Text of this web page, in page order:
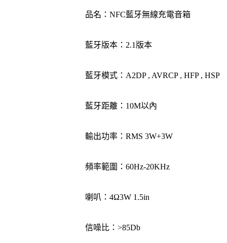
品名：NFC藍牙無線充電音箱
藍牙版本：2.1版本
藍牙模式：A2DP , AVRCP , HFP , HSP
藍牙距離：10M以內
輸出功率：RMS 3W+3W
頻率範圍：60Hz-20KHz
喇叭：4Ω3W 1.5in
信噪比：>85Db